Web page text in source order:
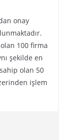
onay
100 firma
şekilde en
olan 50
işlem